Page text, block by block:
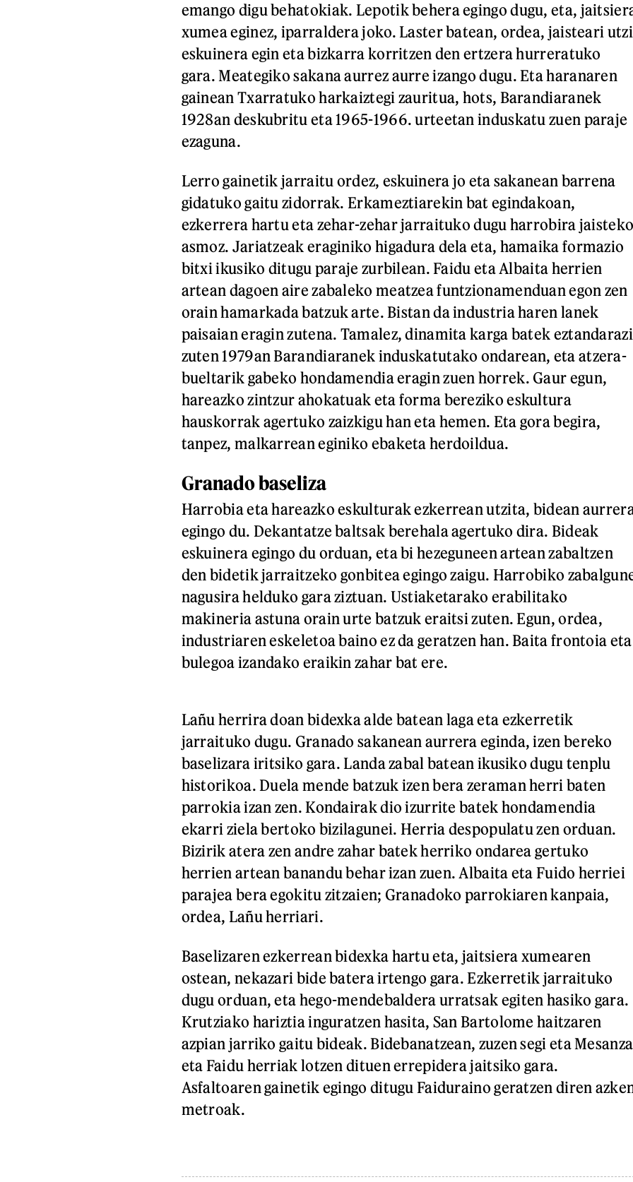
emango digu behatokiak. Lepotik behera egingo dugu, eta,
xumea eginez, iparraldera joko. Laster batean, ordea, jaisteari
eskuinera egin eta bizkarra korritzen den ertzera hurreratuko
gara. Meategiko sakana aurrez aurre izango dugu. Eta haranaren
gainean Txarratuko harkaiztegi zauritua, hots, Barandiaranek
1928an deskubritu eta 1965-1966. urteetan induskatu zuen paraje
ezaguna.
Lerro gainetik jarraitu ordez, eskuinera jo eta sakanean barrena
gidatuko gaitu zidorrak. Erkameztiarekin bat egindakoan,
ezkerrera hartu eta zehar-zehar jarraituko dugu harrobira
asmoz. Jariatzeak eraginiko higadura dela eta, hamaika formazio
bitxi ikusiko ditugu paraje zurbilean. Faidu eta Albaita herrien
artean dagoen aire zabaleko meatzea funtzionamenduan egon zen
orain hamarkada batzuk arte. Bistan da industria haren lanek
paisaian eragin zutena. Tamalez, dinamita karga batek eztandarazi
zuten 1979an Barandiaranek induskatutako ondarean, eta atzera-
bueltarik gabeko hondamendia eragin zuen horrek. Gaur egun,
hareazko zintzur ahokatuak eta forma bereziko eskultura
hauskorrak agertuko zaizkigu han eta hemen. Eta gora begira,
tanpez, malkarrean eginiko ebaketa herdoildua.
Granado baseliza
Harrobia eta hareazko eskulturak ezkerrean utzita, bidean
egingo du. Dekantatze baltsak berehala agertuko dira. Bideak
eskuinera egingo du orduan, eta bi hezeguneen artean zabaltzen
den bidetik jarraitzeko gonbitea egingo zaigu. Harrobiko
nagusira helduko gara ziztuan. Ustiaketarako erabilitako
makineria astuna orain urte batzuk eraitsi zuten. Egun, ordea,
industriaren eskeletoa baino ez da geratzen han. Baita frontoia eta
bulegoa izandako eraikin zahar bat ere.
Lañu herrira doan bidexka alde batean laga eta ezkerretik
jarraituko dugu. Granado sakanean aurrera eginda, izen bereko
baselizara iritsiko gara. Landa zabal batean ikusiko dugu tenplu
historikoa. Duela mende batzuk izen bera zeraman herri baten
parrokia izan zen. Kondairak dio izurrite batek hondamendia
ekarri ziela bertoko bizilagunei. Herria despopulatu zen orduan.
Bizirik atera zen andre zahar batek herriko ondarea gertuko
herrien artean banandu behar izan zuen. Albaita eta Fuido herriei
parajea bera egokitu zitzaien; Granadoko parrokiaren kanpaia,
ordea, Lañu herriari.
Baselizaren ezkerrean bidexka hartu eta, jaitsiera xumearen
ostean, nekazari bide batera irtengo gara. Ezkerretik jarraituko
dugu orduan, eta hego-mendebaldera urratsak egiten hasiko gara.
Krutziako hariztia inguratzen hasita, San Bartolome haitzaren
azpian jarriko gaitu bideak. Bidebanatzean, zuzen segi eta Mesanza
eta Faidu herriak lotzen dituen errepidera jaitsiko gara.
Asfaltoaren gainetik egingo ditugu Faiduraino geratzen diren
metroak.